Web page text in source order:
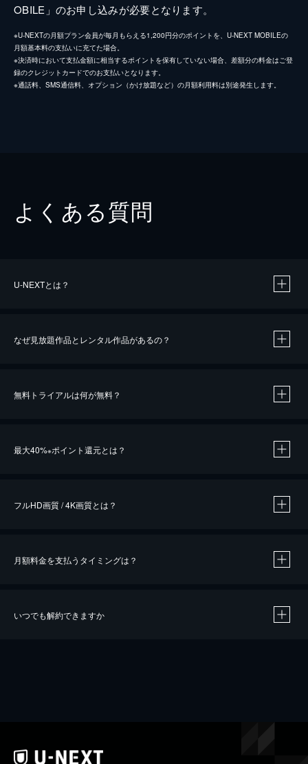
OBILE」のお申し込みが必要となります。
※U-NEXTの月額プラン会員が毎月もらえる1,200円分のポイントを、U-NEXT MOBILEの
月額基本料の支払いに充てた場合。
※決済時において支払金額に相当するポイントを保有していない場合、差額分の料金はご登
録のクレジットカードでのお支払いとなります。
※通話料、SMS通信料、オプション（かけ放題など）の月額利用料は別途発生します。
よくある質問
U-NEXTとは？
なぜ見放題作品とレンタル作品があるの？
無料トライアルは何が無料？
最大40%※ポイント還元とは？
※40％ポイント還元の対象は、クレジットカード決済による作品の購入 / レンタルです。
フルHD画質 / 4K画質とは？
月額料金を支払うタイミングは？
いつでも解約できますか